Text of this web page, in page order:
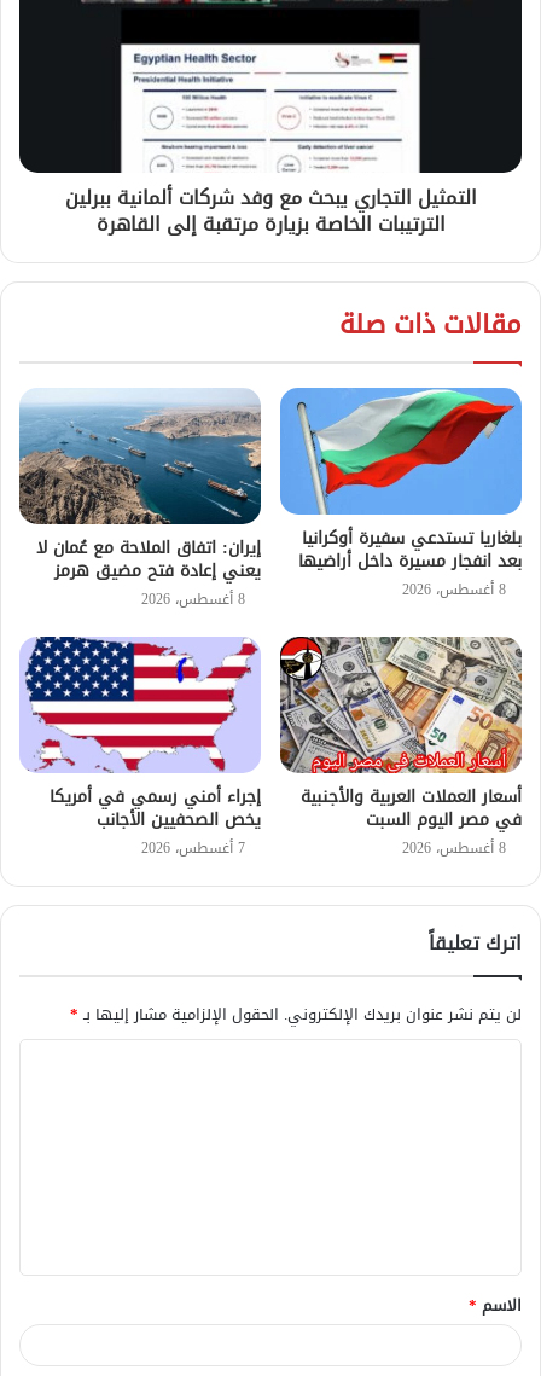
التمثيل التجاري يبحث مع وفد شركات ألمانية ببرلين
الترتيبات الخاصة بزيارة مرتقبة إلى القاهرة
مقالات ذات صلة
بلغاريا تستدعي سفيرة أوكرانيا
بعد انفجار مسيرة داخل أراضيها
8 أغسطس، 2026
إيران: اتفاق الملاحة مع عُمان لا
يعني إعادة فتح مضيق هرمز
8 أغسطس، 2026
أسعار العملات العربية والأجنبية
في مصر اليوم السبت
8 أغسطس، 2026
إجراء أمني رسمي في أمريكا
يخص الصحفيين الأجانب
7 أغسطس، 2026
اترك تعليقاً
لن يتم نشر عنوان بريدك الإلكتروني. الحقول الإلزامية مشار إليها بـ*
ق
*
الاسم *